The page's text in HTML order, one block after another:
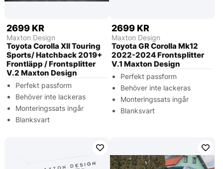
2699 KR
Maxton Design
Toyota Corolla XII Touring
Sports/ Hatchback 2019+
Frontläpp / Frontsplitter
V.2 Maxton Design
Perfekt passform
Behöver inte lackeras
Monteringssats ingår
Blanksvart
2699 KR
Maxton Design
Toyota GR Corolla Mk12
2022-2024 Frontsplitter
V.1 Maxton Design
Perfekt passform
Behöver inte lackeras
Monteringssats ingår
Blanksvart